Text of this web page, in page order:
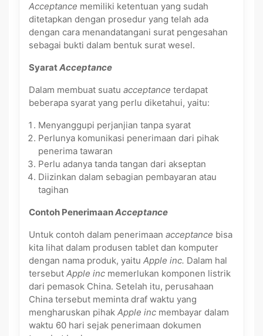
Acceptance memiliki ketentuan yang sudah
ditetapkan dengan prosedur yang telah ada
dengan cara menandatangani surat pengesahan
sebagai bukti dalam bentuk surat wesel.
SyaratAcceptance
Dalam membuat suatu acceptance terdapat
beberapa syarat yang perlu diketahui, yaitu:
Menyanggupi perjanjian tanpa syarat
Perlunya komunikasi penerimaan dari pihak
penerima tawaran
Perlu adanya tanda tangan dari akseptan
Diizinkan dalam sebagian pembayaran atau
tagihan
Contoh PenerimaanAcceptance
Untuk contoh dalam penerimaan acceptance bisa
kita lihat dalam produsen tablet dan komputer
dengan nama produk, yaitu Apple inc. Dalam hal
tersebut Apple inc memerlukan komponen listrik
dari pemasok China. Setelah itu, perusahaan
China tersebut meminta draf waktu yang
mengharuskan pihak Apple inc membayar dalam
waktu 60 hari sejak penerimaan dokumen